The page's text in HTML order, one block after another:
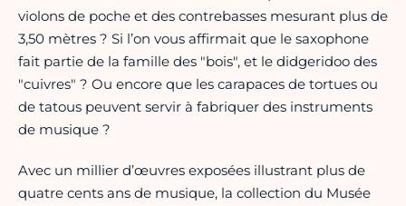
violons de poche et des contrebasses mesurant plus de
3,50 mètres ? Si l’on vous affirmait que le saxophone
fait partie de la famille des "bois", et le didgeridoo des
"cuivres" ? Ou encore que les carapaces de tortues ou
de tatous peuvent servir à fabriquer des instruments
de musique ?
Avec un millier d’œuvres exposées illustrant plus de
quatre cents ans de musique, la collection du Musée